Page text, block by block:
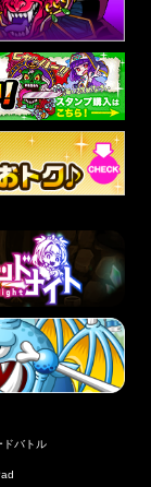
ドバトル